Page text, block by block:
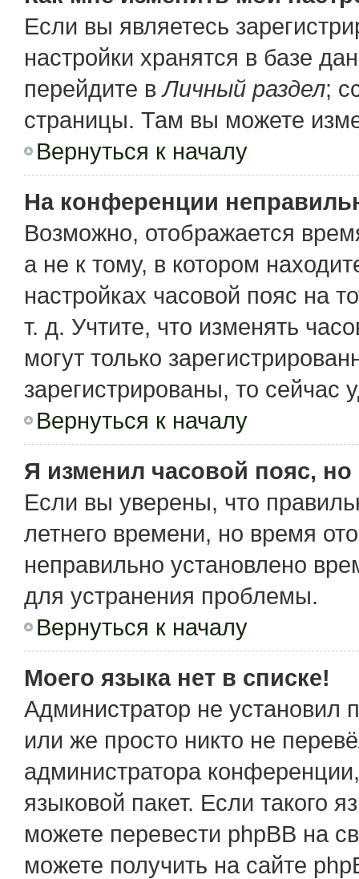
Если вы являетесь
настройки хранятся в базе
перейдите вЛичный раздел;
страницы. Там вы можете
Вернуться к началу
На конференции
Возможно, отображается
а не к тому, в котором
настройках часовой пояс на
т. д. Учтите, что изменять
могут только
зарегистрированы, то сейчас
Вернуться к началу
Я изменил часовой пояс,
Если вы уверены, что
летнего времени, но время
неправильно установлено
для устранения проблемы.
Вернуться к началу
Моего языка нет в списке!
Администратор не установил
или же просто никто не
администратора
языковой пакет. Если такого
можете перевести phpBB на
можете получить на сайте